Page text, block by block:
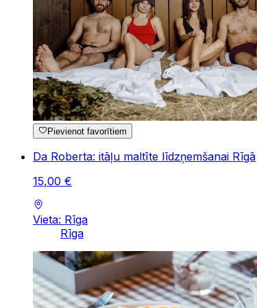
Pievienot favorītiem
Da Roberta: itāļu maltīte līdzņemšanai Rīgā
15,00 €
Vieta: Rīga
Rīga